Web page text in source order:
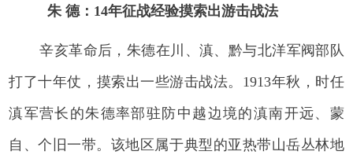
朱 德：14年征战经验摸索出游击战法
辛亥革命后，朱德在川、滇、黔与北洋军阀部队
打了十年仗，摸索出一些游击战法。1913年秋，时任
滇军营长的朱德率部驻防中越边境的滇南开远、蒙
自、个旧一带。该地区属于典型的亚热带山岳丛林地